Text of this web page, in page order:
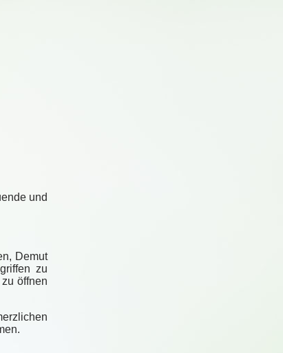
und
Demut
zu
öffnen